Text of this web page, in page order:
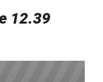
12.39